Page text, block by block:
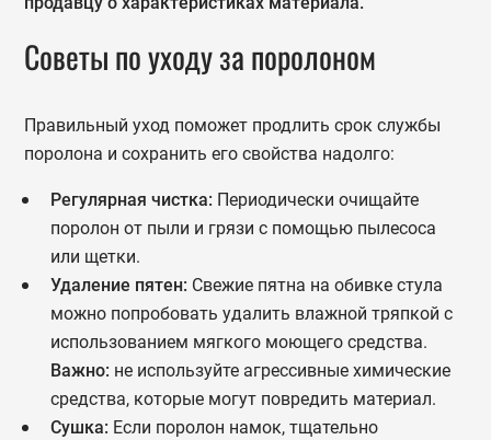
Советы по уходу за поролоном
Правильный уход поможет продлить срок службы
поролона и сохранить его свойства надолго:
Регулярная чистка: Периодически очищайте
поролон от пыли и грязи с помощью пылесоса
или щетки.
Удаление пятен: Свежие пятна на обивке стула
можно попробовать удалить влажной тряпкой с
использованием мягкого моющего средства.
Важно: не используйте агрессивные химические
средства, которые могут повредить материал.
Сушка: Если поролон намок, тщательно